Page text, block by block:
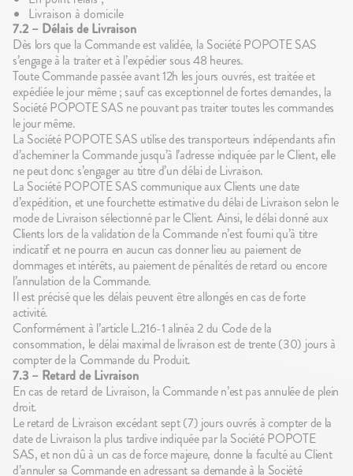
Livraison à domicile
7.2 – Délais de Livraison
Dès lors que la Commande est validée, la Société POPOTE SAS
s’engage à la traiter et à l’expédier sous 48 heures.
Toute Commande passée avant 12h les jours ouvrés, est traitée et
expédiée le jour même ; sauf cas exceptionnel de fortes demandes, la
Société POPOTE SAS ne pouvant pas traiter toutes les commandes
le jour même.
La Société POPOTE SAS utilise des transporteurs indépendants afin
d’acheminer la Commande jusqu’à l’adresse indiquée par le Client, elle
ne peut donc s’engager au titre d’un délai de Livraison.
La Société POPOTE SAS communique aux Clients une date
d’expédition, et une fourchette estimative du délai de Livraison selon le
mode de Livraison sélectionné par le Client. Ainsi, le délai donné aux
Clients lors de la validation de la Commande n’est fourni qu’à titre
indicatif et ne pourra en aucun cas donner lieu au paiement de
dommages et intérêts, au paiement de pénalités de retard ou encore
l’annulation de la Commande.
Il est précisé que les délais peuvent être allongés en cas de forte
activité.
Conformément à l’article L.216-1 alinéa 2 du Code de la
consommation, le délai maximal de livraison est de trente (30) jours à
compter de la Commande du Produit.
7.3 – Retard de Livraison
En cas de retard de Livraison, la Commande n’est pas annulée de plein
droit.
Le retard de Livraison excédant sept (7) jours ouvrés à compter de la
date de Livraison la plus tardive indiquée par la Société POPOTE
SAS, et non dû à un cas de force majeure, donne la faculté au Client
d’annuler sa Commande en adressant sa demande à la Société